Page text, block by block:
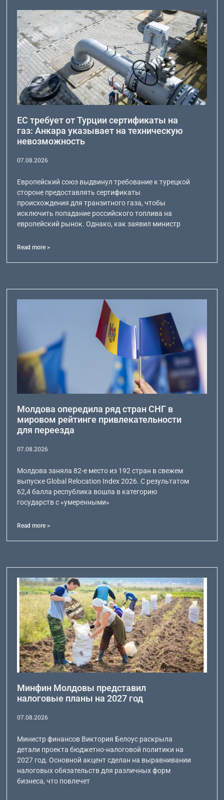
ЕС требует от Турции сертификаты на
газ: Анкара указывает на техническую
невозможность
07.08.2026
Европейский союз выдвинул требование к турецкой
стороне предоставлять сертификаты
происхождения для транзитного газа, чтобы
исключить попадание российского топлива на
европейский рынок. Однако, как заявил министр
Read more >
Молдова опередила ряд стран СНГ в
мировом рейтинге привлекательности
для переезда
07.08.2026
Молдова заняла 82-е место из 192 стран в свежем
выпуске Global Relocation Index 2026. С результатом
62,4 балла республика вошла в категорию
государств с «умеренными»
Read more >
Минфин Молдовы представил
налоговые планы на 2027 год
07.08.2026
Министр финансов Виктория Белоус раскрыла
детали проекта бюджетно-налоговой политики на
2027 год. Основной акцент сделан на выравнивании
налоговых обязательств для различных форм
бизнеса, что повлечет